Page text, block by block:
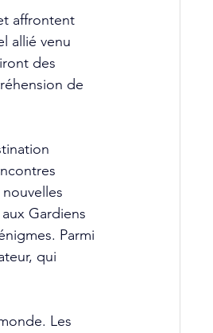
affrontent
allié venu
des
de
Gardiens
Parmi
qui
Les